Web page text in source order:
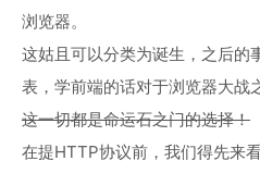
浏览器。
这姑且可以分类为诞生，之后的
表，学前端的话对于浏览器大战
这一切都是命运石之门的选择！
在提HTTP协议前，我们得先来